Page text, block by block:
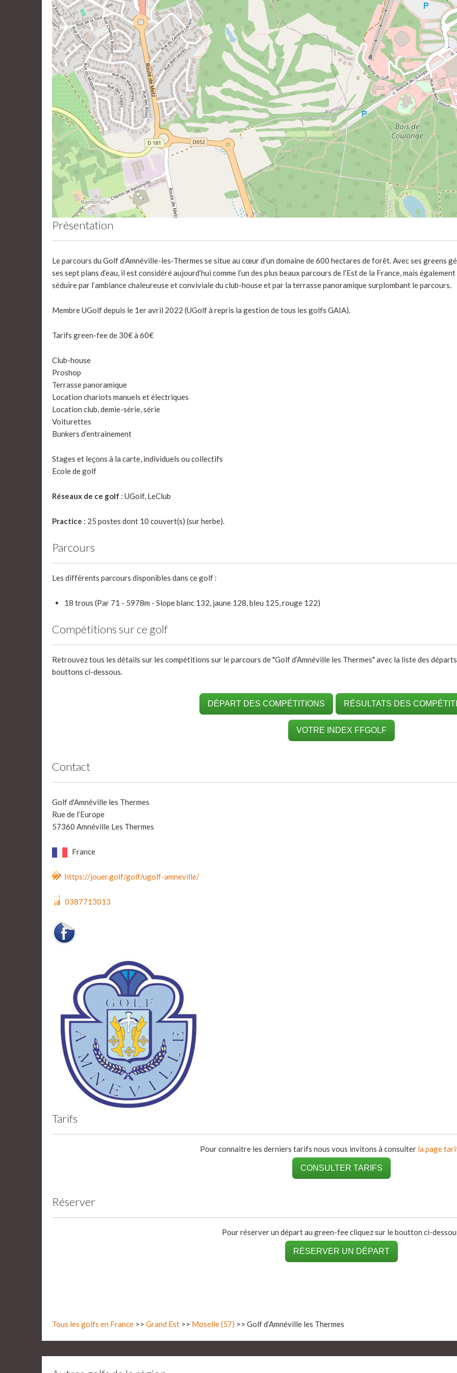
Présentation
Le parcours du Golf d’Amnéville-les-Thermes se situe au cœur d’un domaine de 600 hectares de forêt. Avec ses greens
ses sept plans d’eau, il est considéré aujourd’hui comme l’un des plus beaux parcours de l’Est de la France, mais
séduire par l’ambiance chaleureuse et conviviale du club-house et par la terrasse panoramique surplombant le parcours.
Membre UGolf depuis le 1er avril 2022 (UGolf à repris la gestion de tous les golfs GAIA).
Tarifs green-fee de 30€ à 60€
Club-house
Proshop
Terrasse panoramique
Location chariots manuels et électriques
Location club, demie-série, série
Voiturettes
Bunkers d’entrainement
Stages et leçons à la carte, individuels ou collectifs
Ecole de golf
Réseaux de ce golf : UGolf, LeClub
Practice : 25 postes dont 10 couvert(s) (sur herbe).
Parcours
Les différents parcours disponibles dans ce golf :
18 trous (Par 71 - 5978m - Slope blanc 132, jaune 128, bleu 125, rouge 122)
Compétitions sur ce golf
Retrouvez tous les détails sur les compétitions sur le parcours de "Golf d’Amnéville les Thermes" avec la liste des
bouttons ci-dessous.
DÉPART DES COMPÉTITIONS RÉSULTATS DES
VOTRE INDEX FFGOLF
Contact
Golf d'Amnéville les Thermes
Rue de l’Europe
57360 Amnéville Les Thermes
France
https://jouer.golf/golf/ugolf-amneville/
0387713013
Tarifs
Pour connaitre les derniers tarifs nous vous invitons à consulter la page
CONSULTER TARIFS
Réserver
Pour réserver un départ au green-fee cliquez sur le boutton ci-
RÉSERVER UN DÉPART
Tous les golfs en France >> Grand Est >> Moselle (57) >> Golf d’Amnéville les Thermes